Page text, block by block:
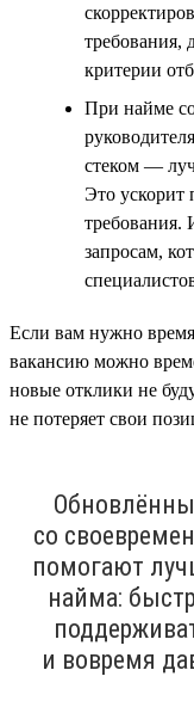
требования,
критерии
При найме
стеком —
Это ускорит
требования.
запросам,
Если вам нужно
вакансию можно
новые отклики не
не потеряет свои
со
помогают
найма:
и вовремя